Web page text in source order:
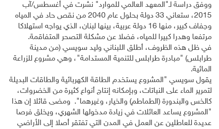
ووفق دراسة لـ"المعهد العالمي للموارد" نشرت في أغسطس/آب
2015، ستعاني 33 دولة بحلول عام 2040 من نقص حاد في المياه
وجفاف كبير، منها 16 دولة عربية، بينها لبنان، الذي يواجه استهلاكا
مرتفعا وهدرا كبيرا للمياه، فضلا عن مشكلة التصحر المتفاقمة.
في ظل هذه الظروف، أطلق اللبناني وليد سويسي (من مدينة
طرابلس) "مبادرة طرابلس للتنمية المستدامة"، وهي مشروع للزراعة
المائية.
يقول سويسي "المشروع يستخدم الطاقة الكهربائية والطاقات البديلة
لتمرير الماء على النباتات، وبإمكانه إنتاج أنواع كثيرة من الخضروات،
كالخس والبندورة (الطماطم) والخيار، وغيرهما". ومضى قائلا إن هذا
"المشروع يساعد العائلات في زيادة مدخولها الشهري، ويخلق فرصا
عديدة للعاطلين عن العمل في المدن التي تفتقر أصلا إلى الأراضي